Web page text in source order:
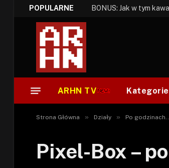
POPULARNE
ARHN TV Kategorie
Strona Główna » Działy » Po
Pixel-Box –